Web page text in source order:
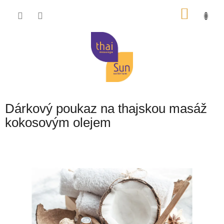
Dárkový poukaz na thajskou masáž
kokosovým olejem